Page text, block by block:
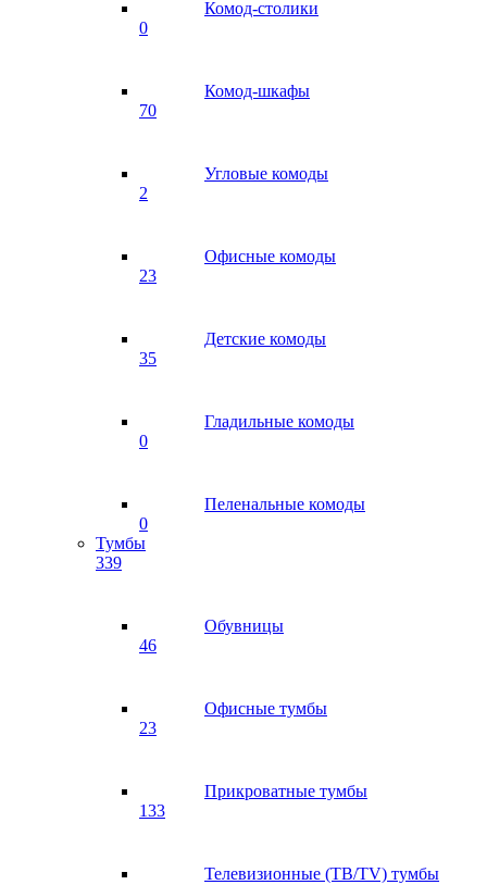
Комод-столики
0
Комод-шкафы
70
Угловые комоды
2
Офисные комоды
23
Детские комоды
35
Гладильные комоды
0
Пеленальные комоды
0
Тумбы
339
Обувницы
46
Офисные тумбы
23
Прикроватные тумбы
133
Телевизионные (ТВ/TV) тумбы